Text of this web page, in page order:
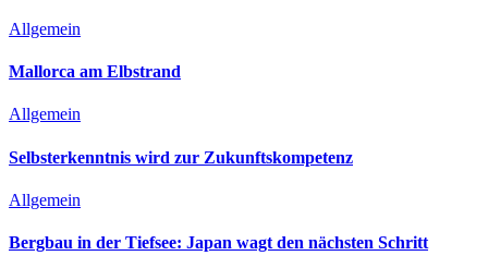
Allgemein
Mallorca am Elbstrand
Allgemein
Selbsterkenntnis wird zur Zukunftskompetenz
Allgemein
Bergbau in der Tiefsee: Japan wagt den nächsten Schritt